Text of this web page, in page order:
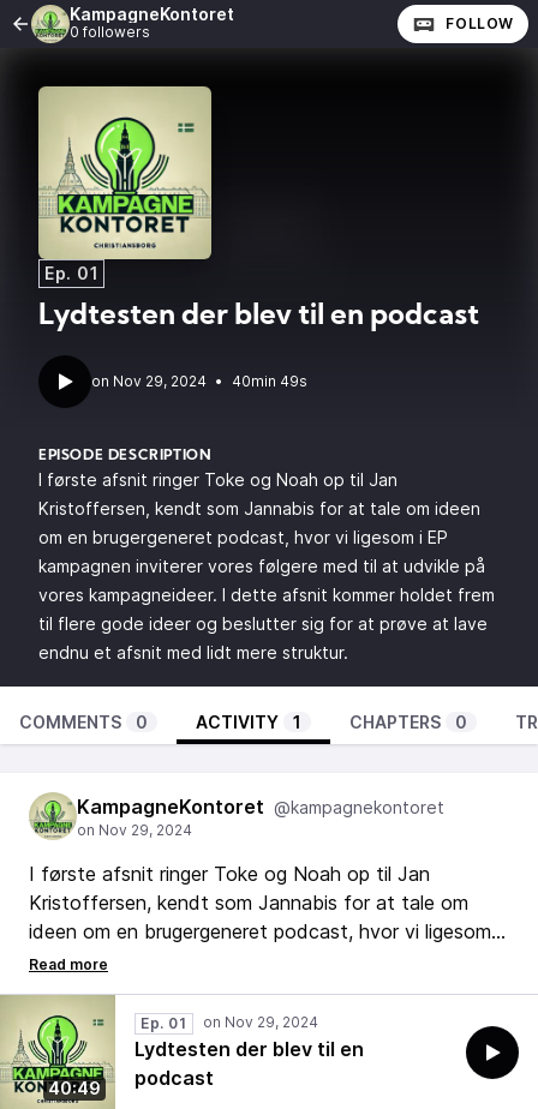
KampagneKontoret
0 followers FOLLOW
Ep. 01
Lydtesten der blev til en podcast
• 40min 49s
EPISODE DESCRIPTION
I første afsnit ringer Toke og Noah op til Jan
Kristoffersen, kendt som Jannabis for at tale om ideen
om en brugergeneret podcast, hvor vi ligesom i EP
kampagnen inviterer vores følgere med til at udvikle på
vores kampagneideer. I dette afsnit kommer holdet frem
til flere gode ideer og beslutter sig for at prøve at lave
endnu et afsnit med lidt mere struktur.
COMMENTS 0 ACTIVITY 1 CHAPTERS 0
KampagneKontoret @kampagnekontoret
I første afsnit ringer Toke og Noah op til Jan
Kristoffersen, kendt som Jannabis for at tale om
ideen om en brugergeneret podcast, hvor vi ligesom i
EP kampagnen inviterer vores følgere med til at
udvikle på vores kampagneideer. I dette afsnit
kommer holdet frem til flere gode ideer og beslutter
sig for at prøve at lave endnu et afsnit med lidt mere
struktur.
40:49
Ep. 01
Lydtesten der blev til en
podcast